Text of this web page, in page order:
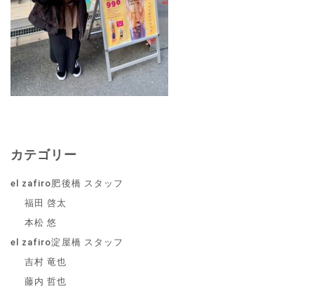
カテゴリー
el zafiro肥後橋 スタッフ
福田 啓太
本松 悠
el zafiro淀屋橋 スタッフ
吉村 竜也
藤内 哲也